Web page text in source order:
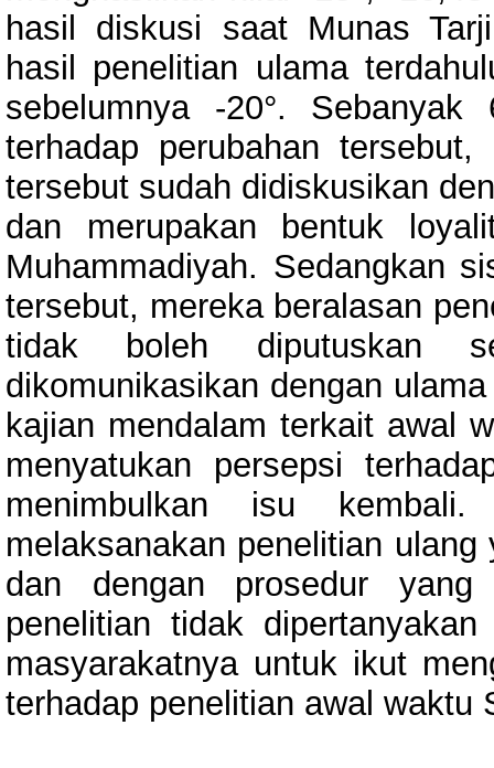
hasil diskusi saat Munas
hasil penelitian ulama
sebelumnya -20°.
terhadap perubahan
tersebut sudah didiskusikan
dan merupakan bentuk
Muhammadiyah. Sedangkan
tersebut, mereka beralasan
tidak boleh diputuskan
dikomunikasikan dengan
kajian mendalam terkait awal
menyatukan persepsi
menimbulkan isu
melaksanakan penelitian
dan dengan prosedur
penelitian tidak
masyarakatnya untuk ikut
terhadap penelitian awal waktu